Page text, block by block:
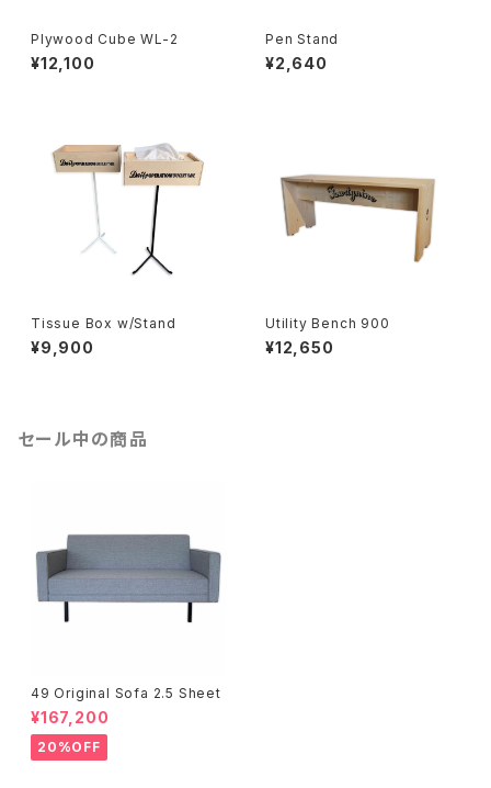
Plywood Cube WL-2
¥12,100
Pen Stand
¥2,640
Tissue Box w/Stand
¥9,900
Utility Bench 900
¥12,650
セール中の商品
49 Original Sofa 2.5 Sheet
¥167,200
20%OFF